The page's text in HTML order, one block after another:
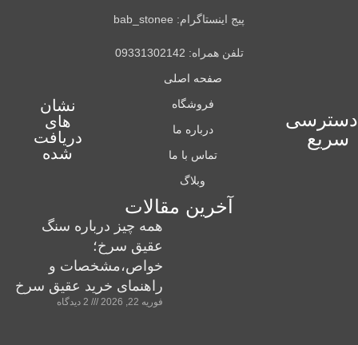
پیج اینستاگرام: bab_stonee
تلفن همراه: 09331302142
دسترسی
سریع
صفحه اصلی
فروشگاه
درباره ما
تماس با ما
وبلاگ
نشان
های
دریافت
شده
آخرین مقالات
همه چیز درباره سنگ
عقیق سرخ؛
خواص،مشخصات و
راهنمای خرید عقیق سرخ
فوریه 22, 2026